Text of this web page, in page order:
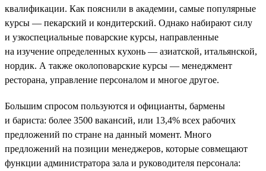
квалификации. Как пояснили в академии, самые популярные
курсы — пекарский и кондитерский. Однако набирают силу
и узкоспециальные поварские курсы, направленные
на изучение определенных кухонь — азиатской, итальянской,
нордик. А также околоповарские курсы — менеджмент
ресторана, управление персоналом и многое другое.
Большим спросом пользуются и официанты, бармены
и бариста: более 3500 вакансий, или 13,4% всех рабочих
предложений по стране на данный момент. Много
предложений на позиции менеджеров, которые совмещают
функции администратора зала и руководителя персонала: